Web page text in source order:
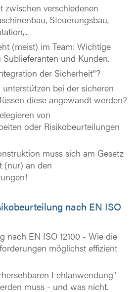
zwischen verschiedenen
Steuerungsbau,
(meist) im Team: Wichtige
Sublieferanten und Kunden.
der Sicherheit"?
bei der sicheren
diese angewandt werden?
von
oder Risikobeurteilungen
muss sich am Gesetz
(nur) an den
nach EN ISO
nach EN ISO 12100 - Wie die
möglichst effizient
Fehlanwendung"
muss - und was nicht.